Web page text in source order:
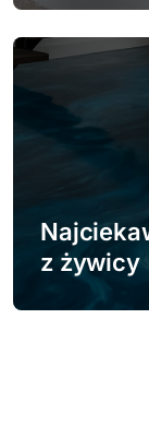
z żywicy